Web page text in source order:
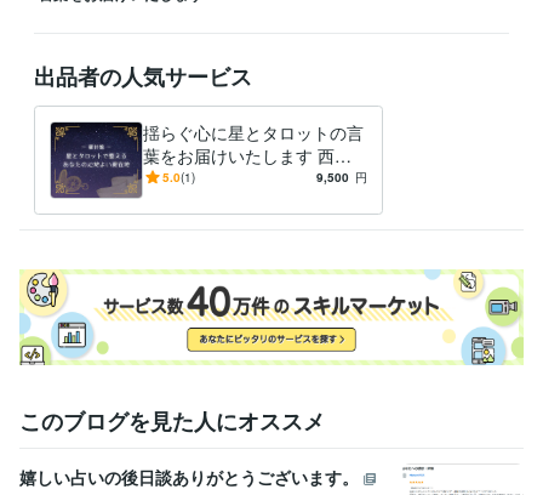
出品者の人気サービス
揺らぐ心に星とタロットの言
葉をお届けいたします 西洋
占星術とタロットで、本来の
5.0(1) 9,500 円
このブログを見た人にオススメ
嬉しい占いの後日談ありがとうございます。